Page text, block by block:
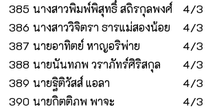
385 นางสาวพิมพ์พิสุทธิ์ สถิรกุลพงศ์ 4/3
386 นางสาววิจิตรา ธารแม่สองน้อย 4/3
387 นายอาทิตย์ หาญอริพ่าย 4/3
388 นายนันทภพ วราภัทร์ศิริสกุล 4/3
389 นายฐิติวัสส์ แอลา 4/3
390 นายกิตติภพ พาจะ 4/3